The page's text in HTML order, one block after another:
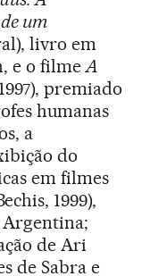
um
livro em
e o filmeA
premiado
humanas
a
do
em filmes
1999),
Argentina;
de Ari
de Sabra e